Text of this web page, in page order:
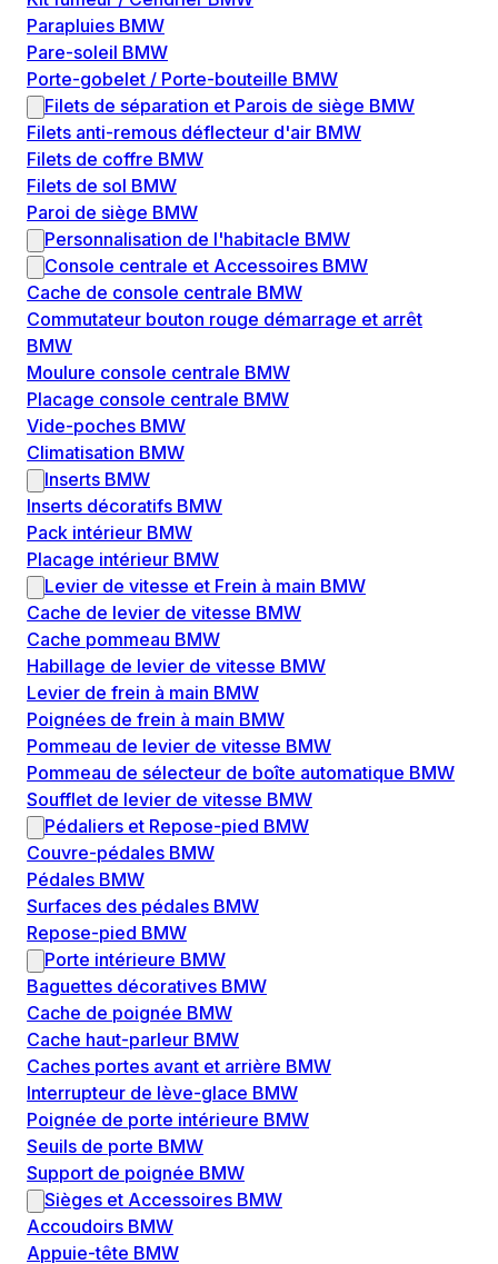
Parapluies BMW
Pare-soleil BMW
Porte-gobelet / Porte-bouteille BMW
Filets de séparation et Parois de siège BMW
Filets anti-remous déflecteur d'air BMW
Filets de coffre BMW
Filets de sol BMW
Paroi de siège BMW
Personnalisation de l'habitacle BMW
Console centrale et Accessoires BMW
Cache de console centrale BMW
Commutateur bouton rouge démarrage et arrêt
BMW
Moulure console centrale BMW
Placage console centrale BMW
Vide-poches BMW
Climatisation BMW
Inserts BMW
Inserts décoratifs BMW
Pack intérieur BMW
Placage intérieur BMW
Levier de vitesse et Frein à main BMW
Cache de levier de vitesse BMW
Cache pommeau BMW
Habillage de levier de vitesse BMW
Levier de frein à main BMW
Poignées de frein à main BMW
Pommeau de levier de vitesse BMW
Pommeau de sélecteur de boîte automatique BMW
Soufflet de levier de vitesse BMW
Pédaliers et Repose-pied BMW
Couvre-pédales BMW
Pédales BMW
Surfaces des pédales BMW
Repose-pied BMW
Porte intérieure BMW
Baguettes décoratives BMW
Cache de poignée BMW
Cache haut-parleur BMW
Caches portes avant et arrière BMW
Interrupteur de lève-glace BMW
Poignée de porte intérieure BMW
Seuils de porte BMW
Support de poignée BMW
Sièges et Accessoires BMW
Accoudoirs BMW
Appuie-tête BMW